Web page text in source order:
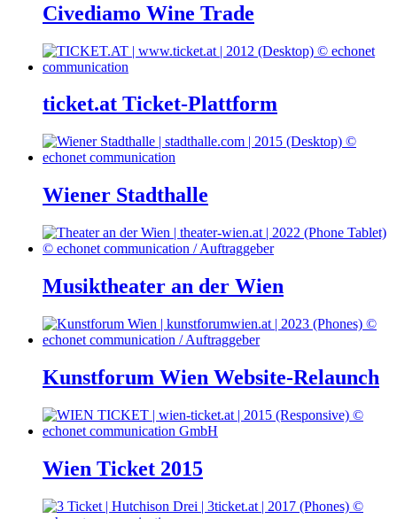
Civediamo Wine Trade
ticket.at Ticket-Plattform
Wiener Stadthalle
Musiktheater an der Wien
Kunstforum Wien Website-Relaunch
Wien Ticket 2015